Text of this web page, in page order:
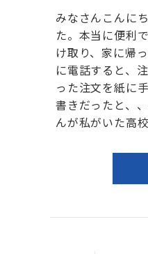
みなさんこんに
た。本当に便利
け取り、家に帰
に電話すると、
った注文を紙に
書きだったと、
んが私がいた高